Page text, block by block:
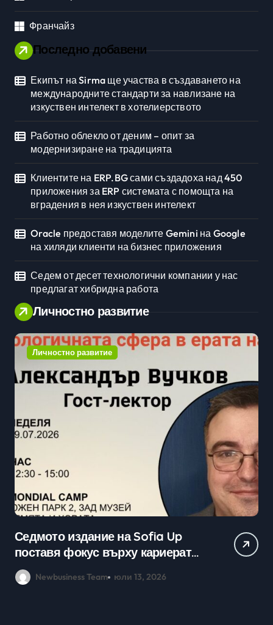
Франчайз
Последно добавени
Екипът на Sirma ще участва в създаването на
международните стандарти за навлизане на
изкуствен интелект в хотелиерството
Работно облекло от деним – опит за
модернизиране на традицията
Клиентите на ERP.BG сами създадоха над 450
приложения за ERP системата с помощта на
вградения в нея изкуствен интелект
Oracle предоставя моделите Gemini на Google
на хиляди клиенти на бизнес приложения
Седем от десет технологични компании у нас
предлагат хибридна работа
Личностно развитие
Личностно развитие
Практически уроци по бизнес и
кариерно развитие събраха
Newbusiness Team юни 26, 2026